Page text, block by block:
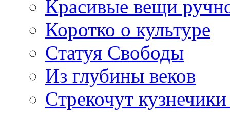
Красивые вещи
Коротко о культуре
Статуя Свободы
Из глубины веков
Стрекочут